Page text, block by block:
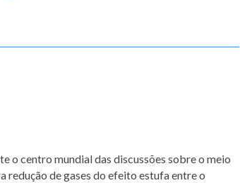
o centro mundial das discussões sobre o meio
redução de gases do efeito estufa entre o